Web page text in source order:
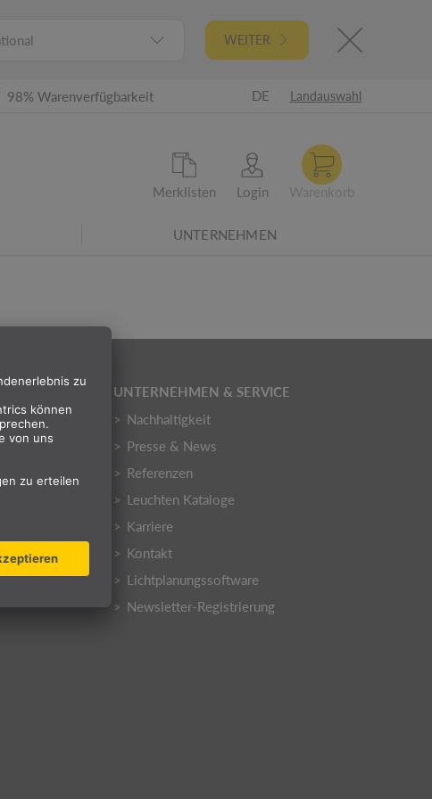
WEITER
98% Warenverfügbarkeit DE Landauswahl
Merklisten Login
UNTERNEHMEN
UNTERNEHMEN & SERVICE
Nachhaltigkeit
Presse & News
Referenzen
Leuchten Kataloge
Karriere
Kontakt
Lichtplanungssoftware
Newsletter-Registrierung